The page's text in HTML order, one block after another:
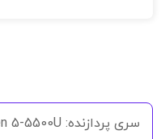
سری پردازنده: Ryzen 5-5500U